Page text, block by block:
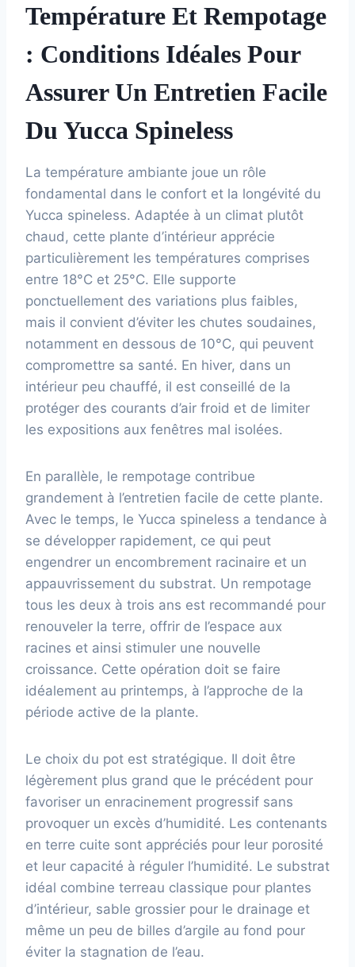
Température Et Rempotage
: Conditions Idéales Pour
Assurer Un Entretien Facile
Du Yucca Spineless
La température ambiante joue un rôle
fondamental dans le confort et la longévité du
Yucca spineless. Adaptée à un climat plutôt
chaud, cette plante d’intérieur apprécie
particulièrement les températures comprises
entre 18°C et 25°C. Elle supporte
ponctuellement des variations plus faibles,
mais il convient d’éviter les chutes soudaines,
notamment en dessous de 10°C, qui peuvent
compromettre sa santé. En hiver, dans un
intérieur peu chauffé, il est conseillé de la
protéger des courants d’air froid et de limiter
les expositions aux fenêtres mal isolées.
En parallèle, le rempotage contribue
grandement à l’entretien facile de cette plante.
Avec le temps, le Yucca spineless a tendance à
se développer rapidement, ce qui peut
engendrer un encombrement racinaire et un
appauvrissement du substrat. Un rempotage
tous les deux à trois ans est recommandé pour
renouveler la terre, offrir de l’espace aux
racines et ainsi stimuler une nouvelle
croissance. Cette opération doit se faire
idéalement au printemps, à l’approche de la
période active de la plante.
Le choix du pot est stratégique. Il doit être
légèrement plus grand que le précédent pour
favoriser un enracinement progressif sans
provoquer un excès d’humidité. Les contenants
en terre cuite sont appréciés pour leur porosité
et leur capacité à réguler l’humidité. Le substrat
idéal combine terreau classique pour plantes
d’intérieur, sable grossier pour le drainage et
même un peu de billes d’argile au fond pour
éviter la stagnation de l’eau.